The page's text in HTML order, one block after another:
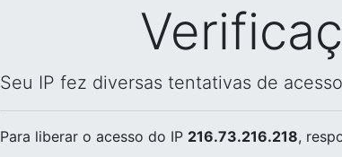
Seu IP fez diversas tentativas de
Para liberar o acesso do IP 216.73.216.218,